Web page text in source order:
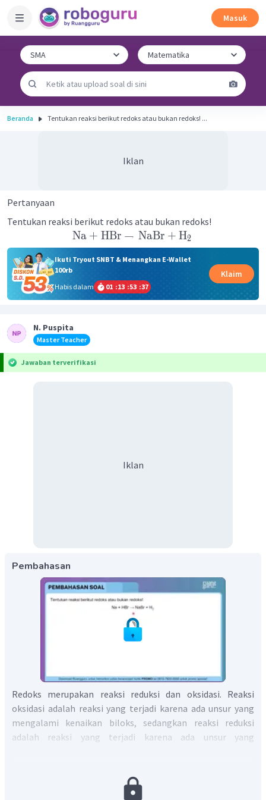
Masuk
Beranda Tentukan reaksi berikut redoks atau bukan redoks! ...
Iklan
Pertanyaan
Tentukan reaksi berikut redoks atau bukan redoks!
Na + HBr → NaBr + H2
Ikuti Tryout SNBT & Menangkan E-Wallet
100rb
Habis dalam
01 :13 :53 :37
Klaim
N. Puspita
Master Teacher
Jawaban terverifikasi
Iklan
Pembahasan
Redoks merupakan reaksi reduksi dan oksidasi. Reaksi
oksidasi adalah reaksi yang terjadi karena ada unsur yang
mengalami kenaikan biloks, sedangkan reaksi reduksi
adalah reaksi yang terjadi karena ada unsur yang
dilakukan dengan menggunakan sebagian aturan